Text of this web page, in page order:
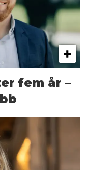
fem år –